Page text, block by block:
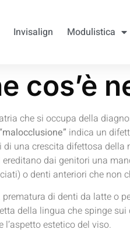
Invisalign Modulistica
cos’è
che si occupa della
“malocclusione” indica un
una crescita difettosa della
dai genitori una
o denti anteriori che non
di denti da latte o
della lingua che spinge
estetico del viso.